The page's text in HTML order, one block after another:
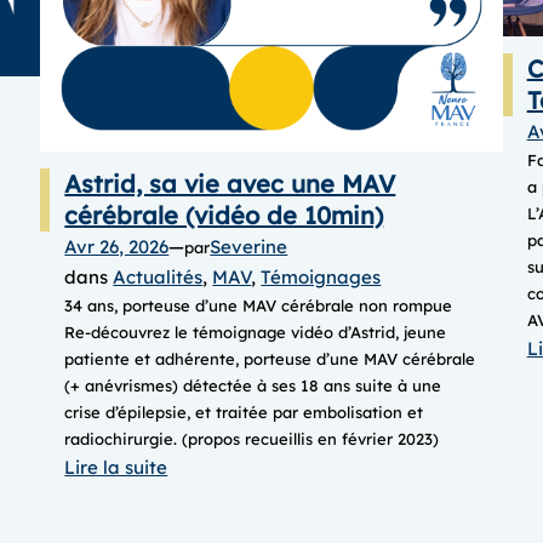
Astrid, sa vie avec une MAV
cérébrale (vidéo de 10min)
Avr 26, 2026—parSeverine
dansActualités, MAV, Témoignages
34 ans, porteuse d’une MAV cérébrale non rompue
Re-découvrez le témoignage vidéo d’Astrid, jeune
patiente et adhérente, porteuse d’une MAV cérébrale
(+ anévrismes) détectée à ses 18 ans suite à une
crise d’épilepsie, et traitée par embolisation et
radiochirurgie. (propos recueillis en février 2023)
Lire la suite:
a